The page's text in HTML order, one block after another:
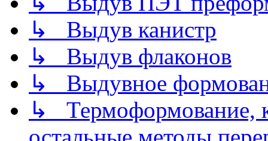
↳ Выдув канистр
↳ Выдув флаконов
↳ Выдувное
↳ Термоформование,